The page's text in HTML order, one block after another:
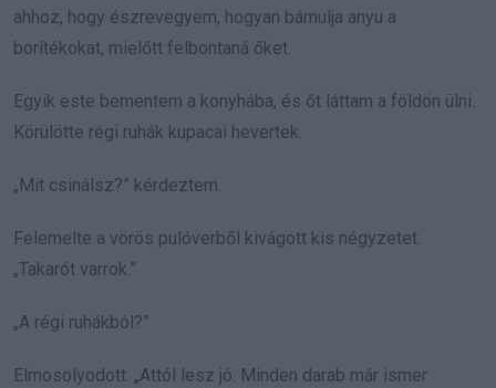
ahhoz, hogy észrevegyem, hogyan bámulja anyu a
borítékokat, mielőtt felbontaná őket.
Egyik este bementem a konyhába, és őt láttam a földön ülni.
Körülötte régi ruhák kupacai hevertek.
„Mit csinálsz?” kérdeztem.
Felemelte a vörös pulóverből kivágott kis négyzetet.
„Takarót varrok.”
„A régi ruhákból?”
Elmosolyodott. „Attól lesz jó. Minden darab már ismer